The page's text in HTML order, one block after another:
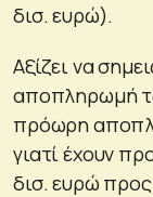
δισ. ευρώ).
Αξίζει να
αποπληρωμή
πρόωρη
γιατί έχουν
δισ. ευρώ